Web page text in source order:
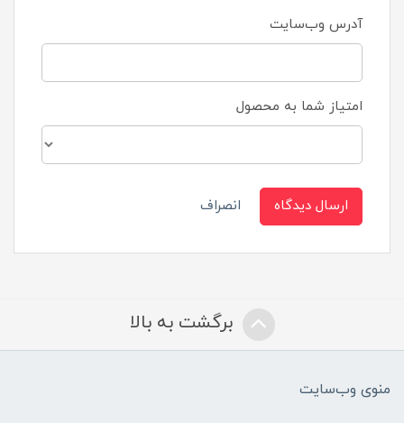
آدرس وب‌سایت
امتیاز شما به محصول
ارسال دیدگاه انصراف
برگشت به بالا
منوی وب‌سایت